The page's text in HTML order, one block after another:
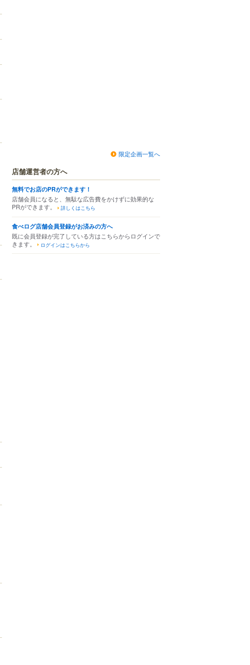
限定企画一覧へ
店舗運営者の方へ
無料でお店のPRができます！
店舗会員になると、無駄な広告費をかけずに効果的な
PRができます。
詳しくはこちら
食べログ店舗会員登録がお済みの方へ
既に会員登録が完了している方はこちらからログインで
きます。
ログインはこちらから